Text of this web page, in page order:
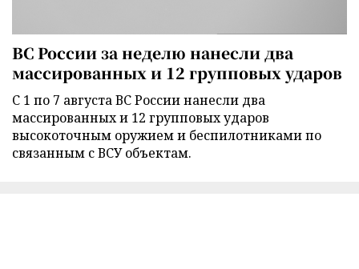
ВС России за неделю нанесли два
массированных и 12 групповых ударов
С 1 по 7 августа ВС России нанесли два
массированных и 12 групповых ударов
высокоточным оружием и беспилотниками по
связанным с ВСУ объектам.